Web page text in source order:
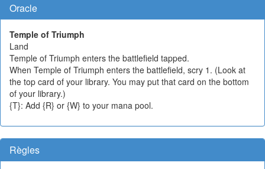
Oracle
Temple of Triumph
Land
Temple of Triumph enters the battlefield tapped.
When Temple of Triumph enters the battlefield, scry 1. (Look at
the top card of your library. You may put that card on the bottom
of your library.)
{T}: Add {R} or {W} to your mana pool.
Règles